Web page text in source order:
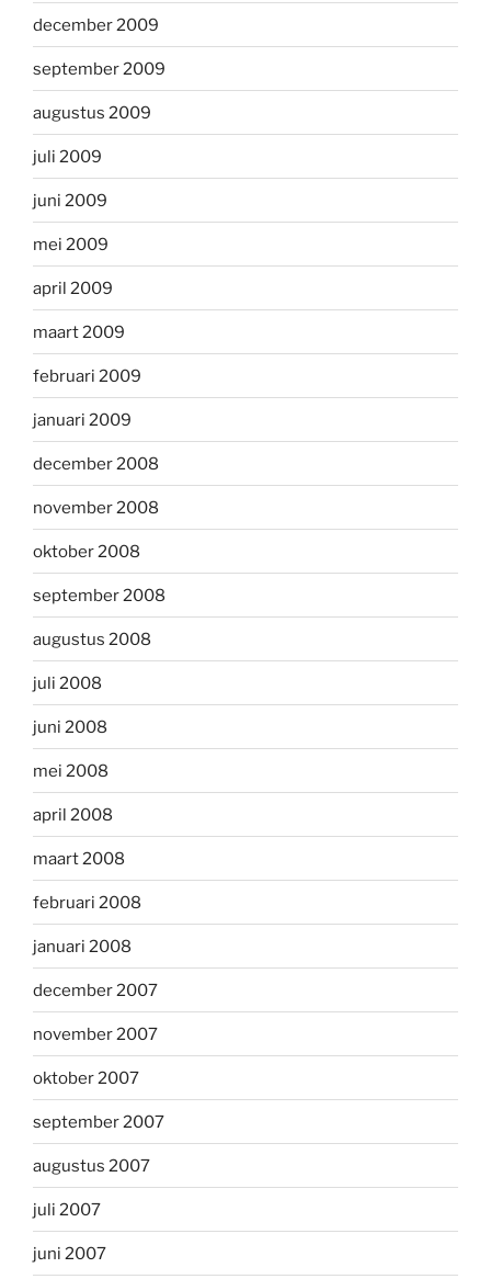
december 2009
september 2009
augustus 2009
juli 2009
juni 2009
mei 2009
april 2009
maart 2009
februari 2009
januari 2009
december 2008
november 2008
oktober 2008
september 2008
augustus 2008
juli 2008
juni 2008
mei 2008
april 2008
maart 2008
februari 2008
januari 2008
december 2007
november 2007
oktober 2007
september 2007
augustus 2007
juli 2007
juni 2007